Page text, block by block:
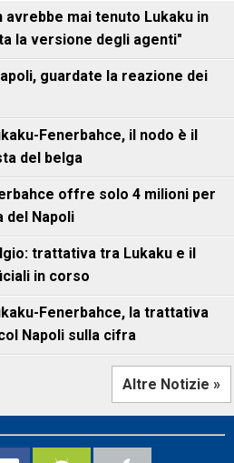
avrebbe mai tenuto Lukaku in
la versione degli agenti"
guardate la reazione dei
Fenerbahce, il nodo è il
del belga
offre solo 4 milioni per
del Napoli
trattativa tra Lukaku e il
in corso
Fenerbahce, la trattativa
Napoli sulla cifra
Altre Notizie »